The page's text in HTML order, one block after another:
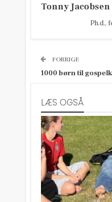
Tonny Jacobsen
Ph.d.,
FORRIGE
1000 børn til
LÆS OGSÅ